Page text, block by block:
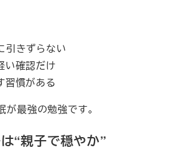
引きずらない
い確認だけ
習慣がある
が最強の勉強です。
“親子で穏やか”